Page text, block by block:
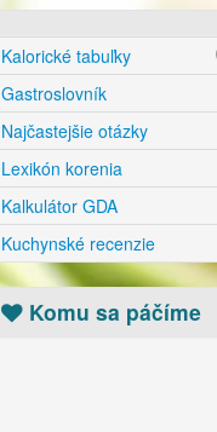
Kalorické tabuľky
Gastroslovník
Najčastejšie otázky
Lexikón korenia
Kalkulátor GDA
Kuchynské recenzie
Komu sa páčíme